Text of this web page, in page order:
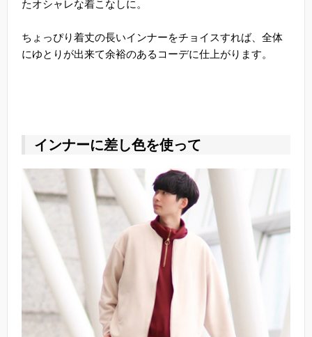
たオシャレな着こなしに。
ちょっぴり着丈の長いインナーをチョイスすれば、全体
にゆとりが出来て余裕のあるコーデに仕上がります。
インナーに差し色を使って